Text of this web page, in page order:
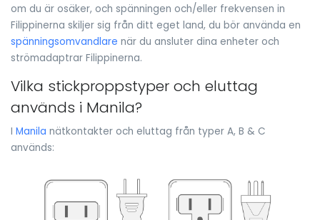
om du är osäker, och spänningen och/eller frekvensen in
Filippinerna skiljer sig från ditt eget land, du bör använda en
spänningsomvandlare när du ansluter dina enheter och
strömadaptrar Filippinerna.
Vilka stickproppstyper och eluttag
används i Manila?
I Manila nätkontakter och eluttag från typer A, B & C
används: